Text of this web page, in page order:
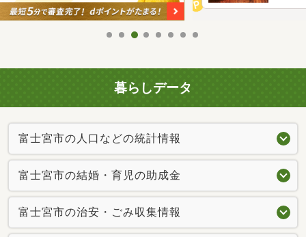
暮らしデータ
富士宮市の人口などの統計情報
富士宮市の結婚・育児の助成金
富士宮市の治安・ごみ収集情報